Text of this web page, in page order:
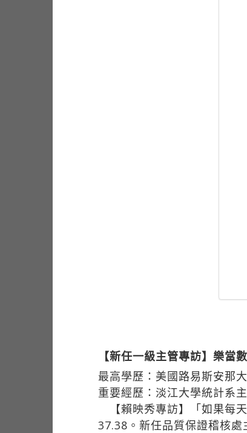
【新任一級主管專訪】樂
最高學歷：美國路易斯安那
重要經歷：淡江大學統計系
【賴映秀專訪】「如果每
37.38。新任品質保證稽核